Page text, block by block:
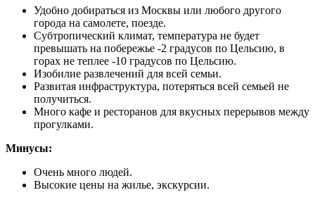
Удобно добираться из Москвы или любого другого
города на самолете, поезде.
Субтропический климат, температура не будет
превышать на побережье -2 градусов по Цельсию, в
горах не теплее -10 градусов по Цельсию.
Изобилие развлечений для всей семьи.
Развитая инфраструктура, потеряться всей семьей не
получиться.
Много кафе и ресторанов для вкусных перерывов между
прогулками.
Минусы:
Очень много людей.
Высокие цены на жилье, экскурсии.